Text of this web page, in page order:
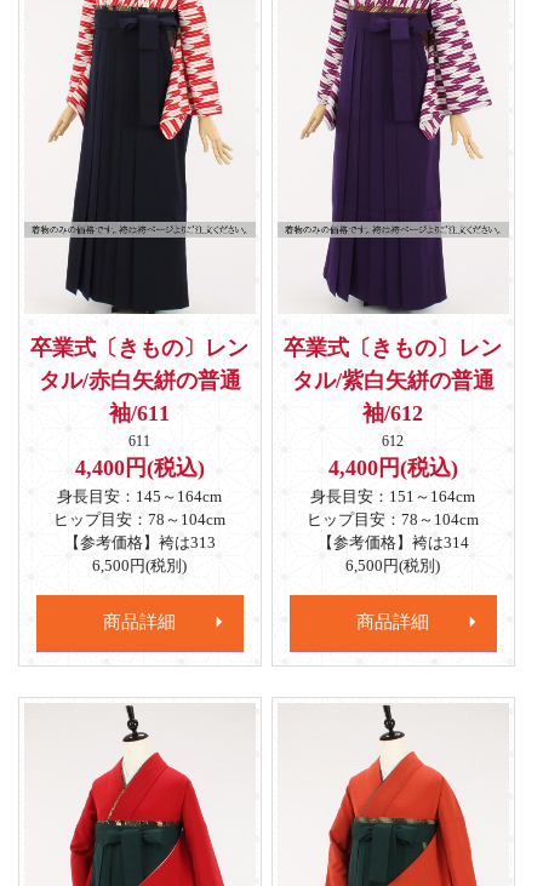
卒業式〔きもの〕レン
タル/赤白矢絣の普通
袖/611
611
4,400円(税込)
身長目安：145～164cm
ヒップ目安：78～104cm
【参考価格】袴は313
6,500円(税別)
商品詳細
卒業式〔きもの〕レン
タル/紫白矢絣の普通
袖/612
612
4,400円(税込)
身長目安：151～164cm
ヒップ目安：78～104cm
【参考価格】袴は314
6,500円(税別)
商品詳細